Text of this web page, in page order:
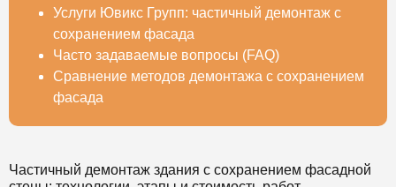
Услуги Ювикс Групп: частичный демонтаж с
сохранением фасада
Часто задаваемые вопросы (FAQ)
Сравнение методов демонтажа с сохранением
фасада
Частичный демонтаж здания с сохранением фасадной